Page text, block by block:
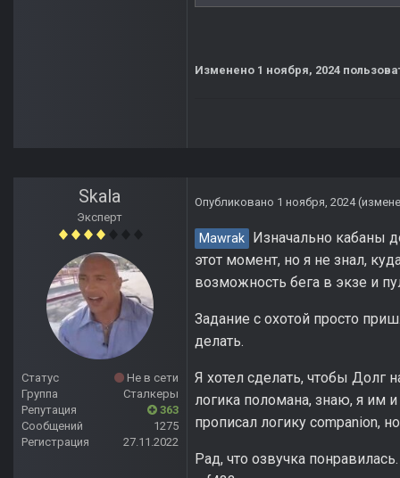
Изменено 1 ноября, 2024
Skala
Эксперт
Статус
Не в сети
Группа
Сталкеры
Репутация
363
Сообщений
1275
Регистрация
27.11.2022
Опубликовано 1 ноября, 2024
Mawrak
Изначально кабаны
этот момент, но я не знал,
возможность бега в экзе и
Задание с охотой просто
делать.
Я хотел сделать, чтобы Долг
логика поломана, знаю, я им
прописал логику companion,
Рад, что озвучка